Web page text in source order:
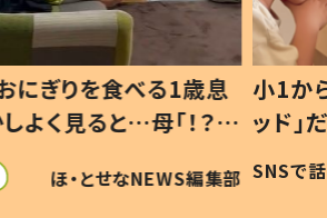
登校、息子は「ギフテ
た 父が“ウチ給食”を
理由とは #令和の親
ほ・とせなNEWS編集部
ひ孫
が、抱
「涙
い」